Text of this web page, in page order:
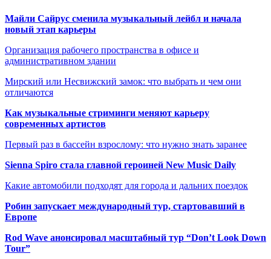
Майли Сайрус сменила музыкальный лейбл и начала
новый этап карьеры
Организация рабочего пространства в офисе и
административном здании
Мирский или Несвижский замок: что выбрать и чем они
отличаются
Как музыкальные стриминги меняют карьеру
современных артистов
Первый раз в бассейн взрослому: что нужно знать заранее
Sienna Spiro стала главной героиней New Music Daily
Какие автомобили подходят для города и дальних поездок
Робин запускает международный тур, стартовавший в
Европе
Rod Wave анонсировал масштабный тур “Don’t Look Down
Tour”